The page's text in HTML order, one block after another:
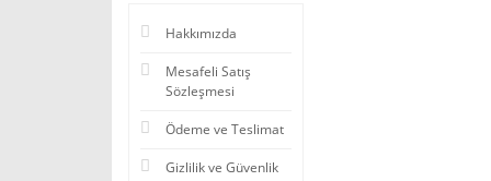
Hakkımızda
Mesafeli Satış
Sözleşmesi
Ödeme ve Teslimat
Gizlilik ve Güvenlik